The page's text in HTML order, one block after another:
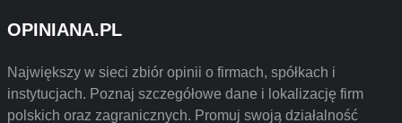
OPINIANA.PL
Największy w sieci zbiór opinii o firmach, spółkach i
instytucjach. Poznaj szczegółowe dane i lokalizację firm
polskich oraz zagranicznych. Promuj swoją działalność